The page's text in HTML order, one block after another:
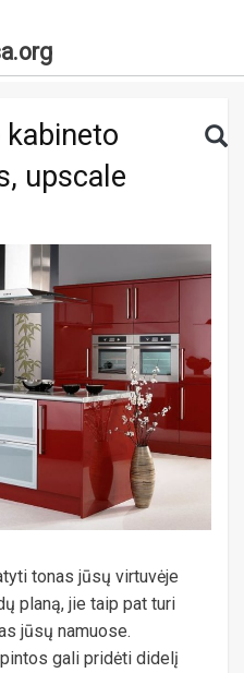
upscale
tonas jūsų virtuvėje
planą, jie taip pat turi
jūsų namuose.
gali pridėti didelį